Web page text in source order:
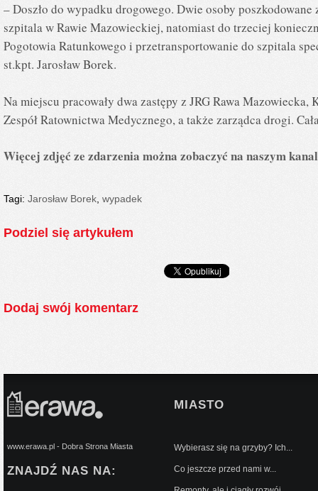
– Doszło do wypadku drogowego. Dwie osoby
szpitala w Rawie Mazowieckiej, natomiast do trzeciej
Pogotowia Ratunkowego i przetransportowanie do szpitala
st.kpt. Jarosław Borek.
Na miejscu pracowały dwa zastępy z JRG Rawa Mazowiecka,
Zespół Ratownictwa Medycznego, a także zarządca drogi.
Więcej zdjęć ze zdarzenia można zobaczyć na naszym
Tagi: Jarosław Borek wypadek
Podziel się artykułem
Dodaj swój komentarz
www.erawa.pl - Dobra Strona Miasta
ZNAJDŹ NAS NA:
MIASTO
Wybierasz się na grzyby? Ich...
Co jeszcze przed nami w...